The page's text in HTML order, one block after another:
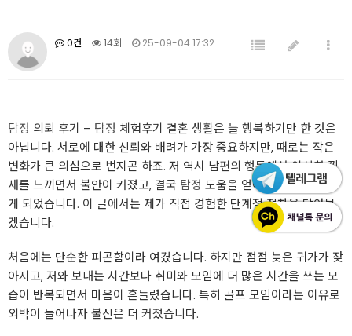
0건 14회 25-09-04 17:32
탐정 의뢰 후기 – 탐정 체험후기 결혼 생활은 늘 행복하기만 한 것은
아닙니다. 서로에 대한 신뢰와 배려가 가장 중요하지만, 때로는 작은
변화가 큰 의심으로 번지곤 하죠. 저 역시 남편의 행동에서 이상한 낌
새를 느끼면서 불안이 커졌고, 결국 탐정 도움을 얻어 문제를 해결하
게 되었습니다. 이 글에서는 제가 직접 경험한 단계적 절차을 담아보
겠습니다.
처음에는 단순한 피곤함이라 여겼습니다. 하지만 점점 늦은 귀가가 잦
아지고, 저와 보내는 시간보다 취미와 모임에 더 많은 시간을 쓰는 모
습이 반복되면서 마음이 흔들렸습니다. 특히 골프 모임이라는 이유로
외박이 늘어나자 불신은 더 커졌습니다.